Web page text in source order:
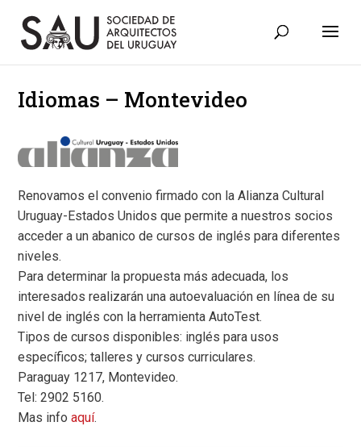
Idiomas – Montevideo
Renovamos el convenio firmado con la Alianza Cultural
Uruguay-Estados Unidos que permite a nuestros socios
acceder a un abanico de cursos de inglés para diferentes
niveles.
Para determinar la propuesta más adecuada, los
interesados realizarán una autoevaluación en línea de su
nivel de inglés con la herramienta AutoTest.
Tipos de cursos disponibles: inglés para usos
específicos; talleres y cursos curriculares.
Paraguay 1217, Montevideo.
Tel: 2902 5160.
Mas infoaquí.